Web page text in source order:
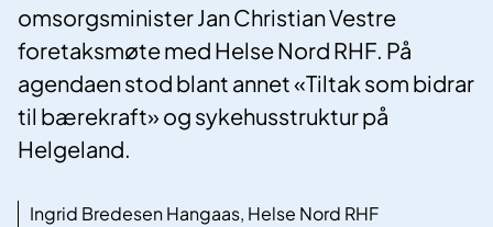
omsorgsminister Jan Christian Vestre
foretaksmøte med Helse Nord RHF. På
agendaen stod blant annet «Tiltak som bidrar
til bærekraft» og sykehusstruktur på
Helgeland.
Ingrid Bredesen Hangaas, Helse Nord RHF